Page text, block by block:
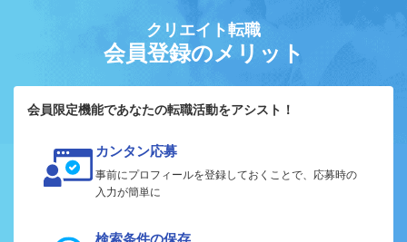
クリエイト転職
会員登録のメリット
会員限定機能であなたの転職活動をアシスト！
カンタン応募
事前にプロフィールを登録しておくことで、応募時の
入力が簡単に
検索条件の保存